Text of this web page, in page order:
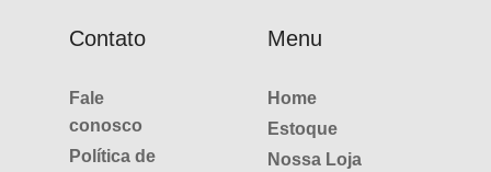
Contato Menu
Fale
conosco
Política de
Home
Estoque
Nossa Loja